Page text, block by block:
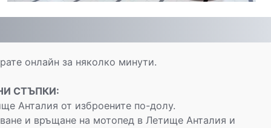
онлайн за няколко минути.
СТЪПКИ:
Анталия от изброените по-долу.
и връщане на мотопед в Летище Анталия и